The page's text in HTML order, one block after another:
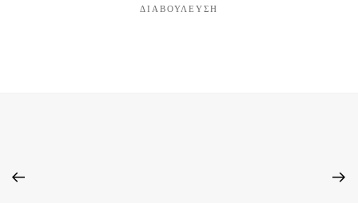
ΔΙΑΒΟΎΛΕΥΣΗ